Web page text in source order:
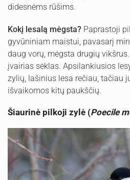
didesnėms rūšims.
Kokį lesalą mėgsta? Paprastoji
gyvūniniam maistui, pavasarį
daug vorų, mėgsta drugių
įvairias sėklas. Apsilankiusios
zylių, lašinius lesa rečiau, tačiau
išvaikomos kitų paukščių.
Šiaurinė pilkoji zylė (Poecile